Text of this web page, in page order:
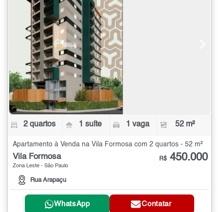
2 quartos 1 suíte 1 vaga 52 m²
Apartamento à Venda na Vila Formosa com 2 quartos - 52 m²
Vila Formosa
Zona Leste - São Paulo
Rua Arapaçu
R$ 450.000
WhatsApp Contatar